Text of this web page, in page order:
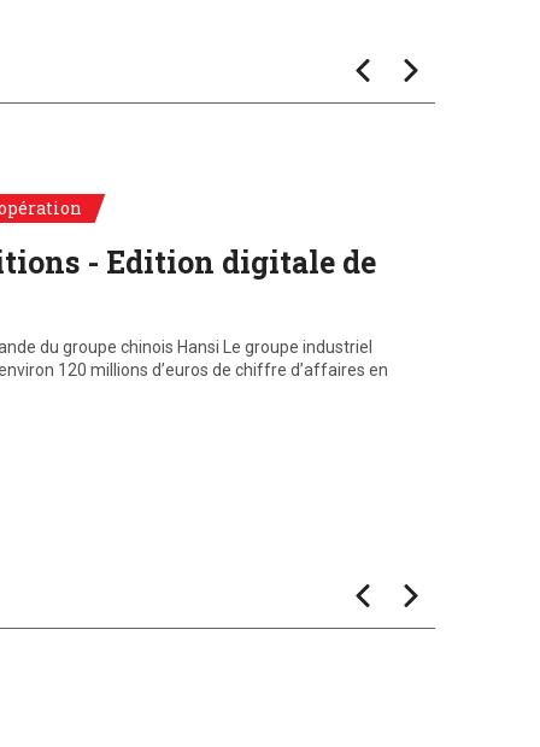
- Edition digitale de
du groupe chinois Hansi Le groupe industriel
120 millions d’euros de chiffre d’affaires en